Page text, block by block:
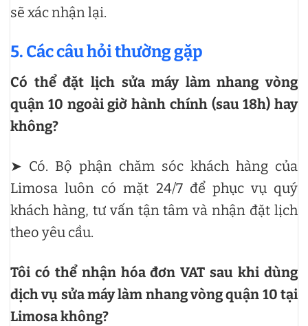
sẽ xác nhận lại.
5. Các câu hỏi thường gặp
Có thể đặt lịch sửa máy làm nhang vòng
quận 10 ngoài giờ hành chính (sau 18h) hay
không?
➤ Có. Bộ phận chăm sóc khách hàng của
Limosa luôn có mặt 24/7 để phục vụ quý
khách hàng, tư vấn tận tâm và nhận đặt lịch
theo yêu cầu.
Tôi có thể nhận hóa đơn VAT sau khi dùng
dịch vụ sửa máy làm nhang vòng quận 10 tại
Limosa không?